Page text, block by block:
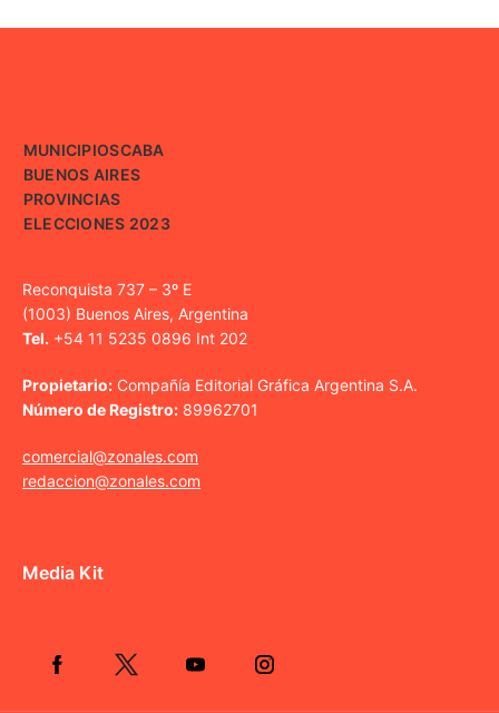
MUNICIPIOSCABA
BUENOS AIRES
PROVINCIAS
ELECCIONES 2023
Reconquista 737 – 3º E
(1003) Buenos Aires, Argentina
Tel. +54 11 5235 0896 Int 202
Propietario: Compañía Editorial Gráfica Argentina S.A.
Número de Registro: 89962701
comercial@zonales.com
redaccion@zonales.com
Media Kit